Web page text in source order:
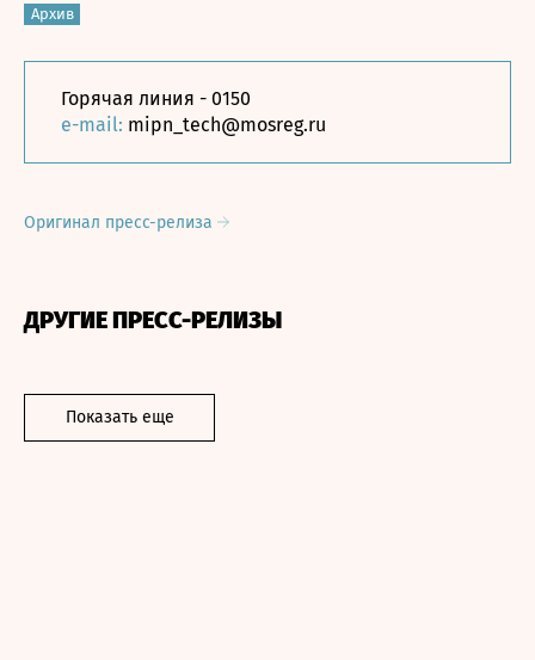
Архив
Горячая линия - 0150
e-mail: mipn_tech@mosreg.ru
Оригинал пресс-релиза
ДРУГИЕ ПРЕСС-РЕЛИЗЫ
Показать еще